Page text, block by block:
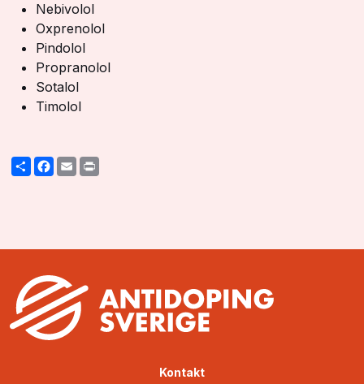
Nebivolol
Oxprenolol
Pindolol
Propranolol
Sotalol
Timolol
ShareFacebook
Email
Kontakt